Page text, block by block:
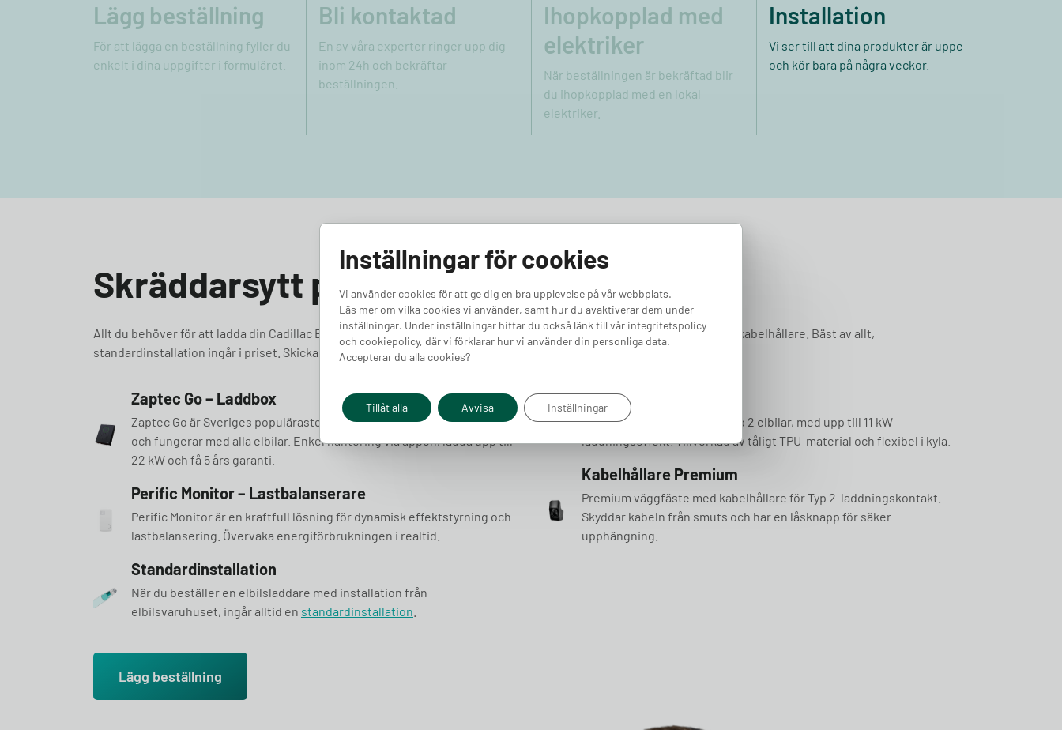
Lägg beställning
För att lägga en beställning fyller du
enkelt i dina uppgifter i formuläret.
Bli kontaktad
En av våra experter ringer upp dig
inom 24h och bekräftar
beställningen.
Ihopkopplad med
elektriker
När beställningen är bekräftad blir
du ihopkopplad med en lokal
elektriker.
Installation
Vi ser till att dina produkter är uppe
och kör bara på några veckor.
Skräddarsytt paket för din Cadillac
Allt du behöver för att ladda din Cadillac EV hemma. Paketet är komplett med laddbox, laddkabel, lastbalansering och kabelhållare. Bäst av allt,
standardinstallation ingår i priset. Skicka förfrågan för personligt erbjudande. Paketpris från 9 870 kr.
Zaptec Go – Laddbox
Zaptec Go är Sveriges populäraste laddbox. Den är säker och kompakt
och fungerar med alla elbilar. Enkel hantering via appen, ladda upp till
22 kW och få 5 års garanti.
Perific Monitor – Lastbalanserare
Perific Monitor är en kraftfull lösning för dynamisk effektstyrning och
lastbalansering. Övervaka energiförbrukningen i realtid.
Standardinstallation
När du beställer en elbilsladdare med installation från
elbilsvaruhuset, ingår alltid en standardinstallation
Laddkabel 7m, 11 kW
Slitstark laddkabel för alla Typ 2 elbilar, med upp till 11 kW
laddningseffekt. Tillverkad av tåligt TPU-material och flexibel i kyla.
Kabelhållare Premium
Premium väggfäste med kabelhållare för Typ 2-laddningskontakt.
Skyddar kabeln från smuts och har en låsknapp för säker
upphängning.
Lägg beställning
Inställningar för cookies
Vi använder cookies för att ge dig en bra upplevelse på vår webbplats.
Läs mer om vilka cookies vi använder, samt hur du avaktiverar dem under
inställningar. Under inställningar hittar du också länk till vår integritetspolicy
och cookiepolicy, där vi förklarar hur vi använder din personliga data.
Accepterar du alla cookies?
Tillåt alla Avvisa Inställningar